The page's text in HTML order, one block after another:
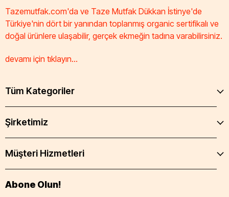
Tazemutfak.com'da ve Taze Mutfak Dükkan İstinye'de
Türkiye'nin dört bir yanından toplanmış organic sertifikalı ve
doğal ürünlere ulaşabilir, gerçek ekmeğin tadına varabilirsiniz.
devamı için tıklayın...
Tüm Kategoriler
Şirketimiz
Müşteri Hizmetleri
Abone Olun!